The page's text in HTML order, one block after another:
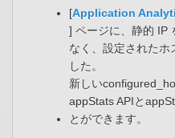
[Application
] ページに、静的 IP
なく、設定されたホ
した。​
新しい
appStats APIと
とができます。​